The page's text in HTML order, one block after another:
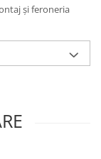
și feroneria